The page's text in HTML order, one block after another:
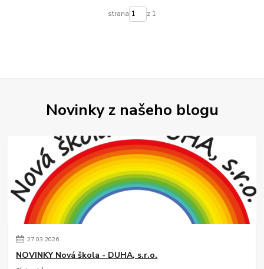
strana z 1
Novinky z našeho blogu
27.03.2026
NOVINKY Nová škola - DUHA, s.r.o.